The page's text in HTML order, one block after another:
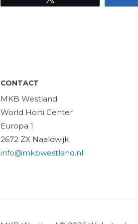
CONTACT
MKB Westland
World Horti Center
Europa 1
2672 ZX Naaldwijk
info@mkbwestland.nl